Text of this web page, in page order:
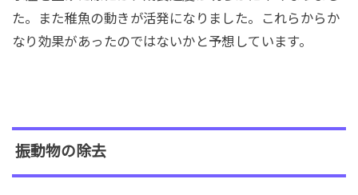
た。また稚魚の動きが活発になりました。これらからか
なり効果があったのではないかと予想しています。
振動物の除去